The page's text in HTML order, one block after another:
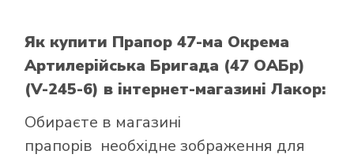
Як купити Прапор 47-ма Окрема
Артилерійська Бригада (47 ОАБр)
(V-245-6) в інтернет-магазині Лакор:
Обираєте в магазині
прапорів необхідне зображення для